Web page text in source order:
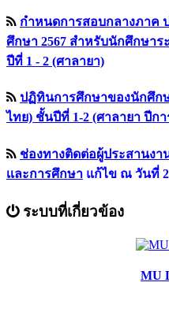
กำหนดการสอบกลางภาค
ศึกษา 2567 สำหรับนักศึกษา
ปีที่ 1 - 2 (ศาลายา)
ปฏิทินการศึกษาของนักศึก
ไทย) ชั้นปีที่ 1-2 (ศาลายา ปีกา
ช่องทางติดต่อผู้ประสานงา
เเละการศึกษา แก้ไข ณ วันที่
ระบบที่เกี่ยวข้อง
MU